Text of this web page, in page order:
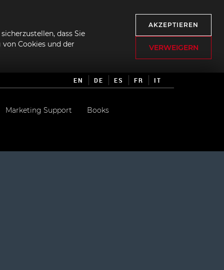
dass Sie
Cookies und der
AKZEPTIEREN
VERWEIGERN
EN DE ES FR IT
Marketing Support Books